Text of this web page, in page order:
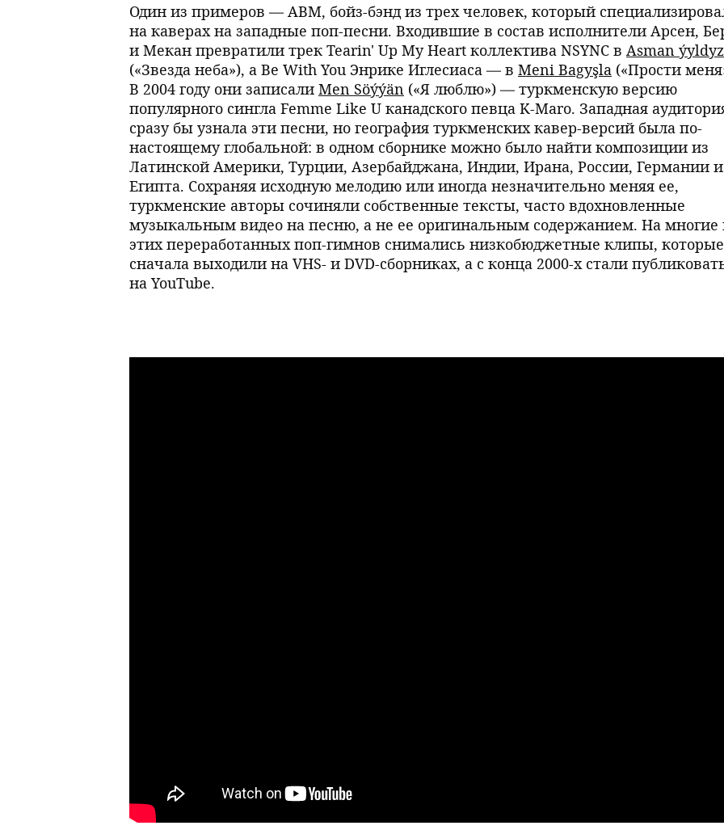
Один из примеров — ABM, бойз-бэнд из трех человек, который
на каверах на западные поп-песни. Входившие в состав исполнители Арсен,
и Мекан превратили трек Tearin' Up My Heart коллектива NSYNC в Asman
(«Звезда неба»), а Be With You Энрике Иглесиаса — в Meni Bagyşla («Прости
В 2004 году они записали Men Söýýän («Я люблю») — туркменскую версию
популярного сингла Femme Like U канадского певца K-Maro. Западная
сразу бы узнала эти песни, но география туркменских кавер-версий была по-
настоящему глобальной: в одном сборнике можно было найти композиции из
Латинской Америки, Турции, Азербайджана, Индии, Ирана, России, Германии и
Египта. Сохраняя исходную мелодию или иногда незначительно меняя ее,
туркменские авторы сочиняли собственные тексты, часто вдохновленные
музыкальным видео на песню, а не ее оригинальным содержанием. На многие
этих переработанных поп-гимнов снимались низкобюджетные клипы, которые
сначала выходили на VHS- и DVD-сборниках, а с конца 2000-х стали
на YouTube.